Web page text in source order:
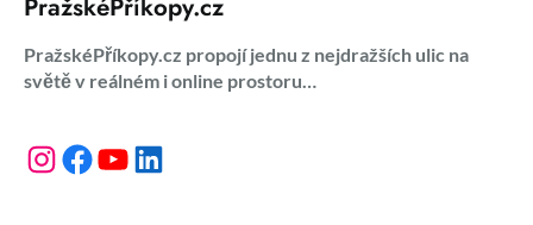
PražskéPříkopy.cz
PražskéPříkopy.cz propojí jednu z nejdražších ulic na
světě v reálném i online prostoru…
Instagram Facebook YouTube LinkedIn